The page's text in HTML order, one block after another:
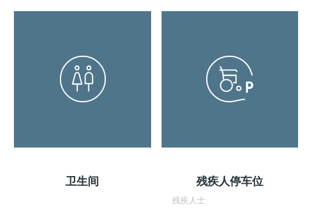
卫生间 残疾人停车位
残疾人士